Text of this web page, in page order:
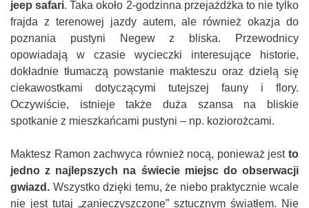
jeep safari. Taka około 2-godzinna przejażdżka to nie tylko
frajda z terenowej jazdy autem, ale również okazja do
poznania pustyni Negew z bliska. Przewodnicy
opowiadają w czasie wycieczki interesujące historie,
dokładnie tłumaczą powstanie makteszu oraz dzielą się
ciekawostkami dotyczącymi tutejszej fauny i flory.
Oczywiście, istnieje także duża szansa na bliskie
spotkanie z mieszkańcami pustyni – np. koziorożcami.
Maktesz Ramon zachwyca również nocą, ponieważ jest to
jedno z najlepszych na świecie miejsc do obserwacji
gwiazd. Wszystko dzięki temu, że niebo praktycznie wcale
nie jest tutaj „zanieczyszczone” sztucznym światłem. Nie